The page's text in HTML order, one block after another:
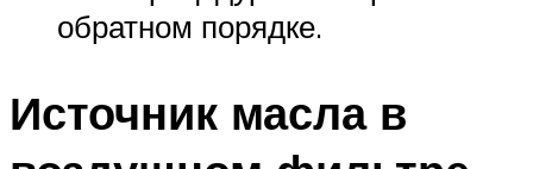
обратном порядке.
Источник масла в